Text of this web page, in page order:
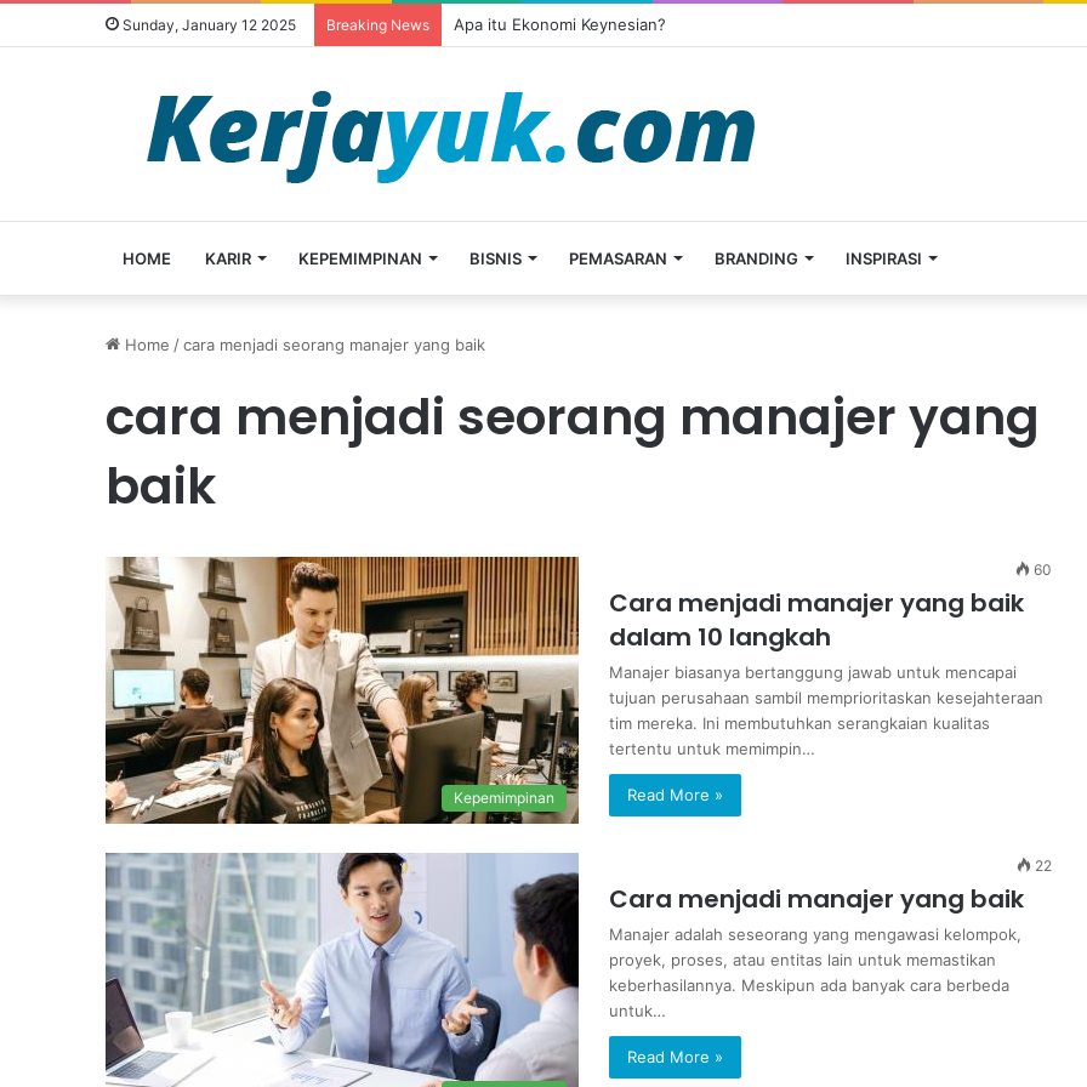
Sunday, January 12 2025 Breaking News Apa itu Ekonomi Keynesian?
HOME KARIR KEPEMIMPINAN BISNIS PEMASARAN BRANDING INSPIRASI
Home /cara menjadi seorang manajer yang baik
cara menjadi seorang manajer yang
baik
Kepemimpinan
60
Cara menjadi manajer yang baik
dalam 10 langkah
Manajer biasanya bertanggung jawab untuk mencapai
tujuan perusahaan sambil memprioritaskan kesejahteraan
tim mereka. Ini membutuhkan serangkaian kualitas
tertentu untuk memimpin…
Read More »
22
Cara menjadi manajer yang baik
Manajer adalah seseorang yang mengawasi kelompok,
proyek, proses, atau entitas lain untuk memastikan
keberhasilannya. Meskipun ada banyak cara berbeda
untuk…
Read More »